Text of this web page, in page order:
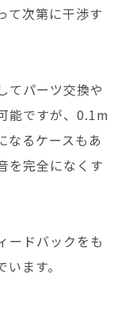
て次第に干渉す
てパーツ交換や
能ですが、0.1m
なるケースもあ
を完全になくす
ードバックをも
ます。